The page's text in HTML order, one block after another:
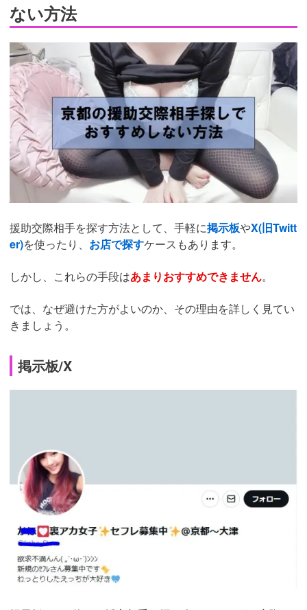
ない方法
援助交際相手を探す方法として、手軽に掲示板やX(旧Twitt
er)を使ったり、 お店で探すケースもあります。
しかし、これらの手段はあまりおすすめできません。
では、なぜ避けた方がよいのか、その理由を詳しく見てい
きましょう。
掲示板/X
引用：https://x.com/kaho_storn